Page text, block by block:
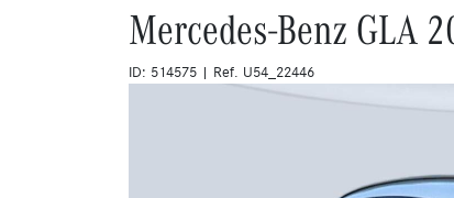
Mercedes-Benz GLA
ID: 514575 | Ref. U54_22446